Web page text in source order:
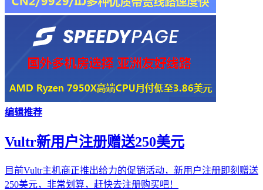
编辑推荐
Vultr新用户注册赠送250美元
目前Vultr主机商正推出给力的促销活动，新用户注册即刻赠送
250美元，非常划算，赶快去注册购买吧！